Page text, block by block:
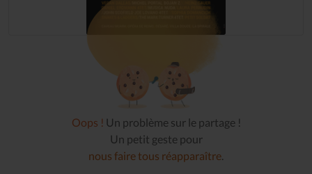
Oops ! Un problème sur le partage !
Un petit geste pour
nous faire tous réapparaître.